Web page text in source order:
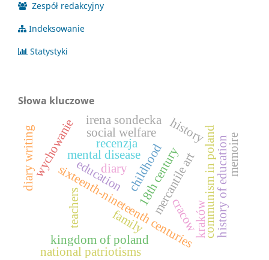
Zespół redakcyjny
Indeksowanie
Statystyki
Słowa kluczowe
mercantile art
sixteenth-nineteenth centuries
cracow
childhood
education
family
mental disease18th century
kingdom of poland
kraków
recenzja
wychowanie
teachers communism in polandhistory of education
diary memoire
diary writing history
national patriotisms
social welfare
irena sondecka